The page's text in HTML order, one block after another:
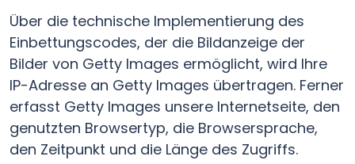
Über die technische Implementierung des
Einbettungscodes, der die Bildanzeige der
Bilder von Getty Images ermöglicht, wird Ihre
IP-Adresse an Getty Images übertragen. Ferner
erfasst Getty Images unsere Internetseite, den
genutzten Browsertyp, die Browsersprache,
den Zeitpunkt und die Länge des Zugriffs.